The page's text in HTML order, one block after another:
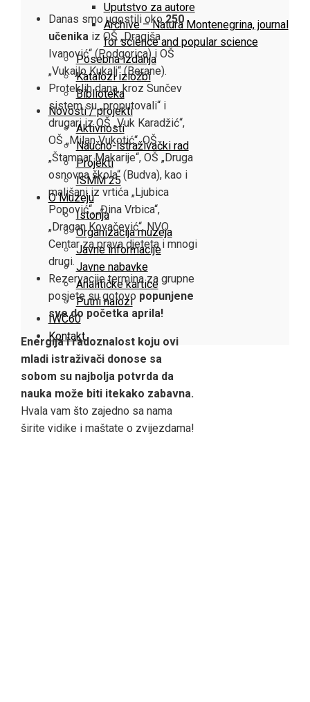
Uputstvo za autore
Archive – Natura Montenegrina, journal
for science and popular science
Posebna izdanja
Katalozi izložbi
Biblioteka
Novosti / projekti
Aktivnosti
Naučno-istraživački rad
Projekti
ISMM 25
O Muzeju
Istorija
Organizacija muzeja
Javne informacije
Javne nabavke
Analitičke kartice
Putni nalozi
IWC60
Kontakt
Danas smo ugostili oko 250
učenika iz OŠ „Dragiša
Ivanović“ (Podgorica) i OŠ
„Vukajlo Kukalj“ (Berane).
Proteklih dana, kroz Sunčev
sistem su „proputovali“ i
drugari iz OŠ „Vuk Karadžić“,
OŠ „Milan Vukotić“, OŠ
„Štampar Makarije“, OŠ „Druga
osnovna škola“ (Budva), kao i
mališani iz vrtića „Ljubica
Popović“, „Đina Vrbica“,
„Dragan Kovačević“, NVO
Centar za prava djeteta i mnogi
drugi.
Rezervacije termina za grupne
posjete su gotovo popunjene
sve do početka aprila!
Energija i radoznalost koju ovi
mladi istraživači donose sa
sobom su najbolja potvrda da
nauka može biti itekako zabavna.
Hvala vam što zajedno sa nama
širite vidike i maštate o zvijezdama!